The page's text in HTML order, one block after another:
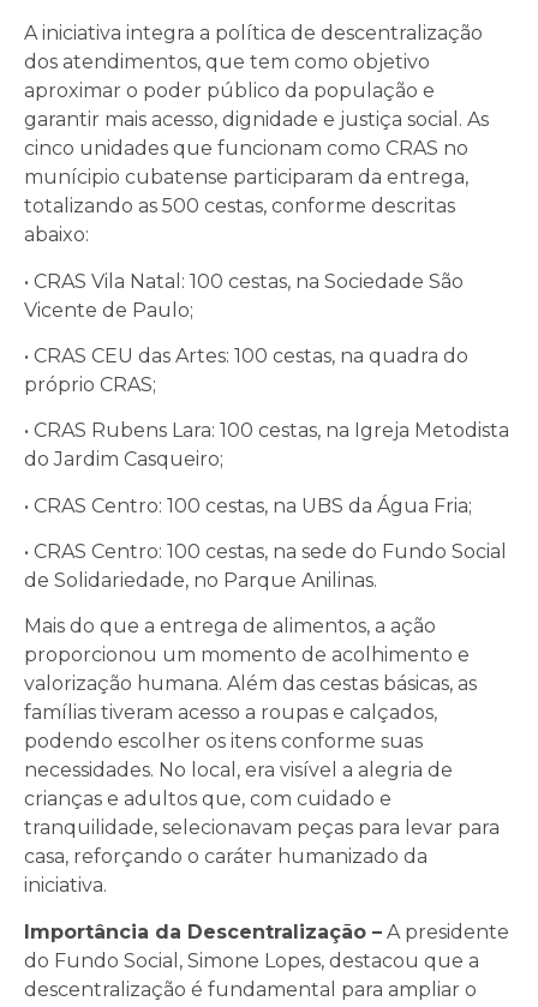
A iniciativa integra a política de descentralização
dos atendimentos, que tem como objetivo
aproximar o poder público da população e
garantir mais acesso, dignidade e justiça social. As
cinco unidades que funcionam como CRAS no
munícipio cubatense participaram da entrega,
totalizando as 500 cestas, conforme descritas
abaixo:
• CRAS Vila Natal: 100 cestas, na Sociedade São
Vicente de Paulo;
• CRAS CEU das Artes: 100 cestas, na quadra do
próprio CRAS;
• CRAS Rubens Lara: 100 cestas, na Igreja Metodista
do Jardim Casqueiro;
• CRAS Centro: 100 cestas, na UBS da Água Fria;
• CRAS Centro: 100 cestas, na sede do Fundo Social
de Solidariedade, no Parque Anilinas.
Mais do que a entrega de alimentos, a ação
proporcionou um momento de acolhimento e
valorização humana. Além das cestas básicas, as
famílias tiveram acesso a roupas e calçados,
podendo escolher os itens conforme suas
necessidades. No local, era visível a alegria de
crianças e adultos que, com cuidado e
tranquilidade, selecionavam peças para levar para
casa, reforçando o caráter humanizado da
iniciativa.
Importância da Descentralização – A presidente
do Fundo Social, Simone Lopes, destacou que a
descentralização é fundamental para ampliar o